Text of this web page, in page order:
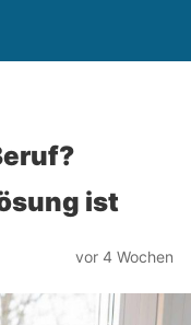
ist
vor 4 Wochen